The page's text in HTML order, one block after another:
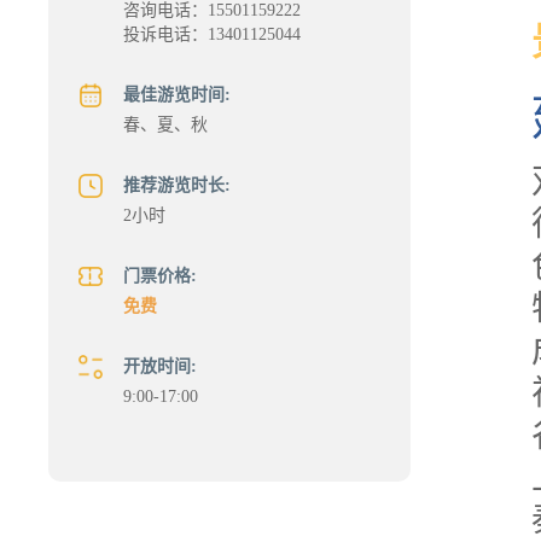
咨询电话：15501159222
投诉电话：13401125044
最佳游览时间:
春、夏、秋
推荐游览时长:
2小时
门票价格:
免费
开放时间:
9:00-17:00